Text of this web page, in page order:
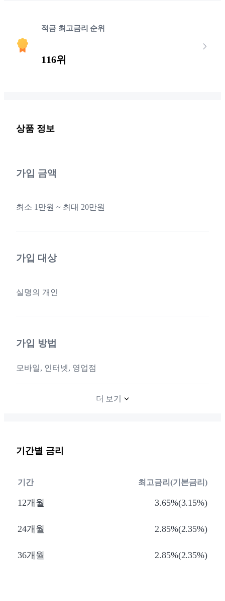
적금 최고금리 순위
116위
상품 정보
가입 금액
최소 1만원 ~ 최대 20만원
가입 대상
실명의 개인
가입 방법
모바일, 인터넷, 영업점
더 보기
기간별 금리
기간 최고금리(기본금리)
12개월 3.65%(3.15%)
24개월 2.85%(2.35%)
36개월 2.85%(2.35%)